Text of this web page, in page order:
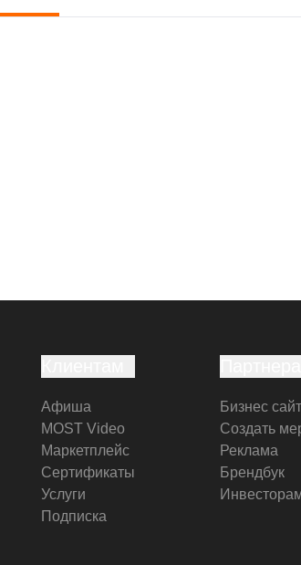
Афиша
MOST Video
Маркетплейс
Сертификаты
Услуги
Подписка
Бизнес сайт
Создать
Реклама
Брендбук